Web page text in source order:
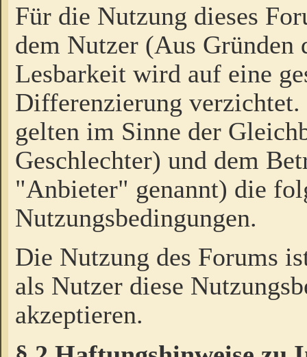
Für die Nutzung dieses
dem Nutzer (Aus Gründen
Lesbarkeit wird auf eine
Differenzierung
gelten im Sinne der
Geschlechter) und dem
"Anbieter" genannt) die
Nutzungsbedingungen.
Die Nutzung des Forums
als Nutzer diese
akzeptieren.